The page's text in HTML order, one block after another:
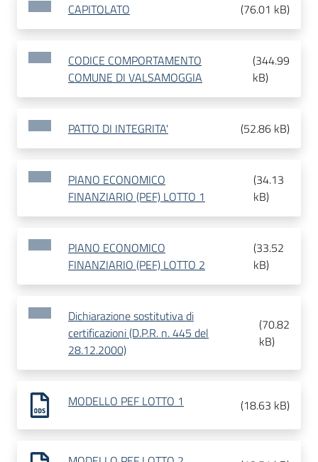
CAPITOLATO (76.01 kB)
CODICE COMPORTAMENTO
COMUNE DI VALSAMOGGIA
(344.99
kB)
PATTO DI INTEGRITA' (52.86 kB)
PIANO ECONOMICO
FINANZIARIO (PEF) LOTTO 1
(34.13
kB)
PIANO ECONOMICO
FINANZIARIO (PEF) LOTTO 2
(33.52
kB)
Dichiarazione sostitutiva di
certificazioni (D.P.R. n. 445 del
28.12.2000)
(70.82
kB)
MODELLO PEF LOTTO 1 (18.63 kB)